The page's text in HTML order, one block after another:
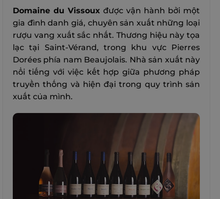
Domaine du Vissoux được vận hành bởi một
gia đình danh giá, chuyên sản xuất những loại
rượu vang xuất sắc nhất. Thương hiệu này tọa
lạc tại Saint-Vérand, trong khu vực Pierres
Dorées phía nam Beaujolais. Nhà sản xuất này
nổi tiếng với việc kết hợp giữa phương pháp
truyền thống và hiện đại trong quy trình sản
xuất của mình.